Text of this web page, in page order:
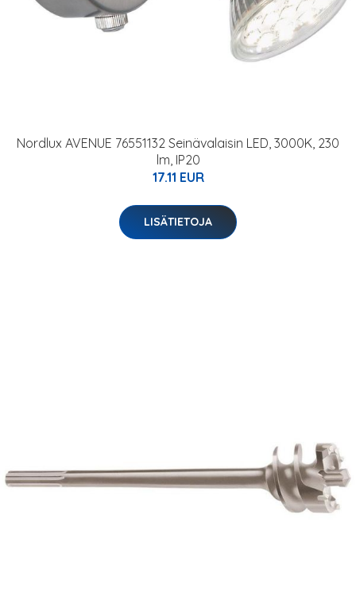
Nordlux AVENUE 76551132 Seinävalaisin LED, 3000K, 230
lm, IP20
17.11 EUR
LISÄTIETOJA